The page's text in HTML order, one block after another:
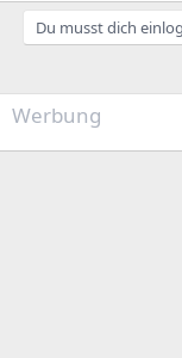
Du musst dich
Werbung